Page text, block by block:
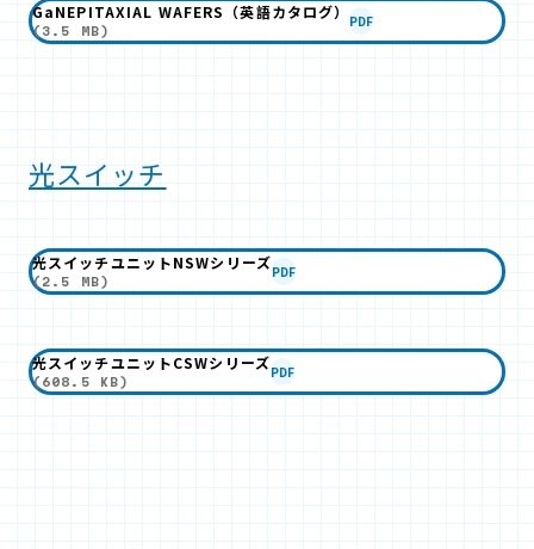
GaNEPITAXIAL WAFERS（英語カタログ）
(3.5 MB)
PDF
光スイッチ
光スイッチユニットNSWシリーズ
(2.5 MB)
PDF
光スイッチユニットCSWシリーズ
(608.5 KB)
PDF